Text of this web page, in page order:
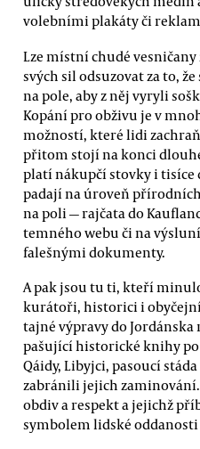
volebními plakáty či
Lze místní chudé
svých sil odsuzovat za to,
na pole, aby z něj vyryli
Kopání pro obživu je v
možností, které lidi
přitom stojí na konci
platí nákupčí stovky i
padají na úroveň
na poli — rajčata do
temného webu či na
falešnými dokumenty.
A pak jsou tu ti, kteří
kurátoři, historici i
tajné výpravy do Jordánska
pašující historické knihy po
Qáidy, Libyjci, pasoucí
zabránili jejich
obdiv a respekt a jejichž
symbolem lidské